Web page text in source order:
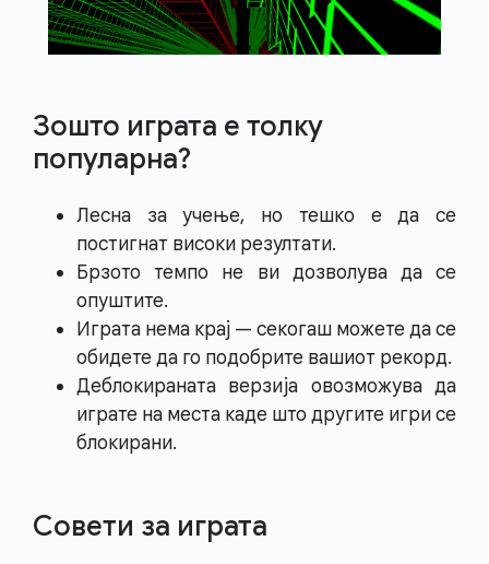
Зошто играта е толку
популарна?
Лесна за учење, но тешко е да се
постигнат високи резултати.
Брзото темпо не ви дозволува да се
опуштите.
Играта нема крај — секогаш можете да се
обидете да го подобрите вашиот рекорд.
Деблокираната верзија овозможува да
играте на места каде што другите игри се
блокирани.
Совети за играта